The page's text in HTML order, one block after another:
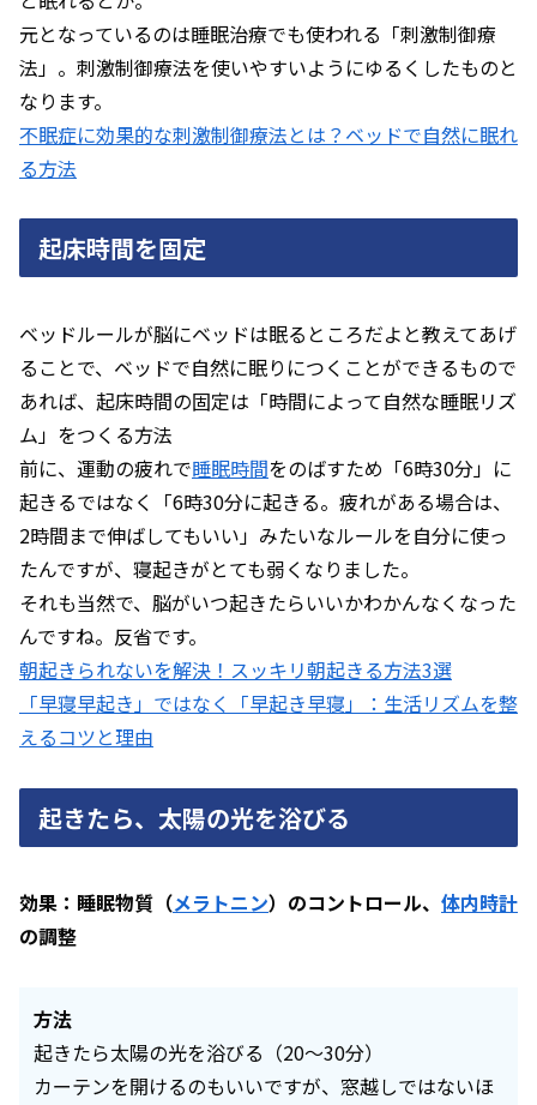
元となっているのは睡眠治療でも使われる「刺激制御療
法」。刺激制御療法を使いやすいようにゆるくしたものと
なります。
不眠症に効果的な刺激制御療法とは？ベッドで自然に眠れ
る方法
起床時間を固定
ベッドルールが脳にベッドは眠るところだよと教えてあげ
ることで、ベッドで自然に眠りにつくことができるもので
あれば、起床時間の固定は「時間によって自然な睡眠リズ
ム」をつくる方法
前に、運動の疲れで睡眠時間をのばすため「6時30分」に
起きるではなく「6時30分に起きる。疲れがある場合は、
2時間まで伸ばしてもいい」みたいなルールを自分に使っ
たんですが、寝起きがとても弱くなりました。
それも当然で、脳がいつ起きたらいいかわかんなくなった
んですね。反省です。
朝起きられないを解決！スッキリ朝起きる方法3選
「早寝早起き」ではなく「早起き早寝」：生活リズムを整
えるコツと理由
起きたら、太陽の光を浴びる
効果：睡眠物質（メラトニン）のコントロール、 体内時計
の調整
方法
起きたら太陽の光を浴びる（20～30分）
カーテンを開けるのもいいですが、窓越しではないほ